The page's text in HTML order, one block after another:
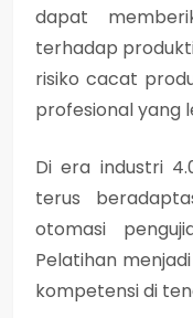
dapat
terhadap
risiko cacat
profesional yang
Di era industri
terus
otomasi
Pelatihan
kompetensi di